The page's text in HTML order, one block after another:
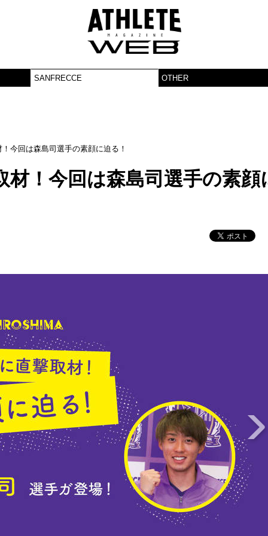
SANFRECCE OTHER
今回は森島司選手の素顔に迫る！
！今回は森島司選手の素顔